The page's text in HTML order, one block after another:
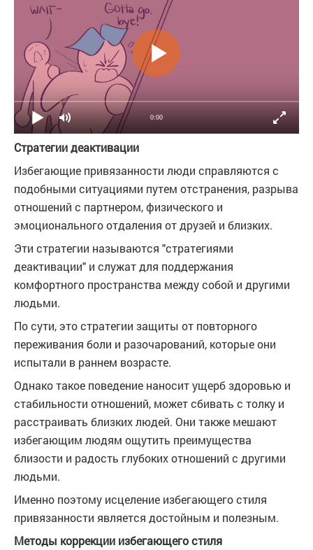
0:00
Стратегии деактивации
Избегающие привязанности люди справляются с
подобными ситуациями путем отстранения, разрыва
отношений с партнером, физического и
эмоционального отдаления от друзей и близких.
Эти стратегии называются "стратегиями
деактивации" и служат для поддержания
комфортного пространства между собой и другими
людьми.
По сути, это стратегии защиты от повторного
переживания боли и разочарований, которые они
испытали в раннем возрасте.
Однако такое поведение наносит ущерб здоровью и
стабильности отношений, может сбивать с толку и
расстраивать близких людей. Они также мешают
избегающим людям ощутить преимущества
близости и радость глубоких отношений с другими
людьми.
Именно поэтому исцеление избегающего стиля
привязанности является достойным и полезным.
Методы коррекции избегающего стиля